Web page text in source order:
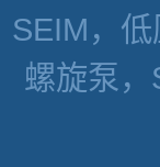
SEIM，
螺旋泵